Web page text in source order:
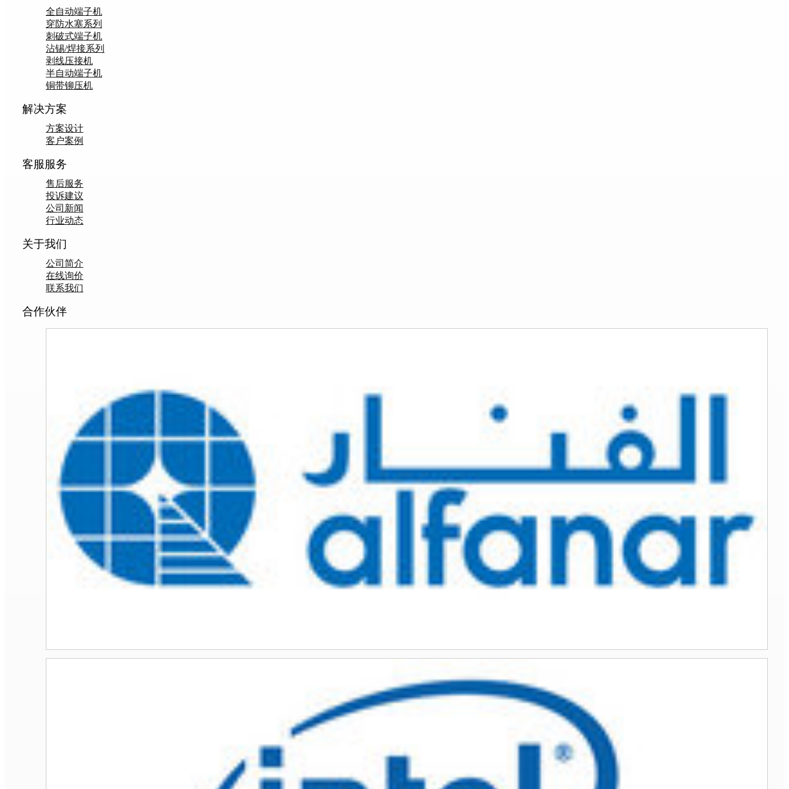
全自动端子机
穿防水塞系列
刺破式端子机
沾锡/焊接系列
剥线压接机
半自动端子机
铜带铆压机
解决方案
方案设计
客户案例
客服服务
售后服务
投诉建议
公司新闻
行业动态
关于我们
公司简介
在线询价
联系我们
合作伙伴